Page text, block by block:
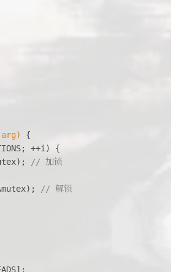
{
++i) {
// 加锁
// 解锁